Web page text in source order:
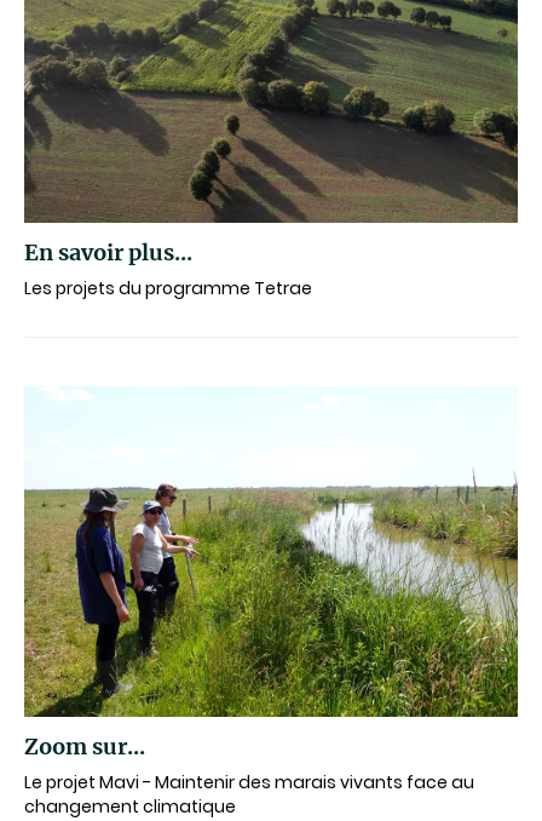
En savoir plus...
Les projets du programme Tetrae
Zoom sur...
Le projet Mavi - Maintenir des marais vivants face au
changement climatique